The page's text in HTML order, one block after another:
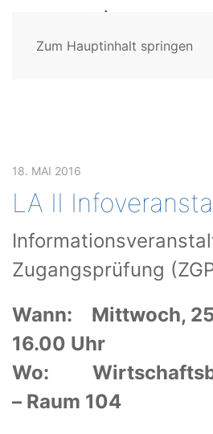
Zum Hauptinhalt springen
18. MAI 2016
LA II
Zugangsprüfung
Wann: Mittwoch,
16.00 Uhr
Wo:
– Raum 104